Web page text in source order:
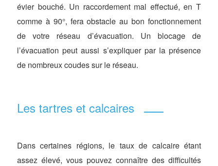
évier bouché. Un raccordement mal effectué, en T
comme à 90°, fera obstacle au bon fonctionnement
de votre réseau d’évacuation. Un blocage de
l’évacuation peut aussi s’expliquer par la présence
de nombreux coudes sur le réseau.
Les tartres et calcaires
Dans certaines régions, le taux de calcaire étant
assez élevé, vous pouvez connaître des difficultés